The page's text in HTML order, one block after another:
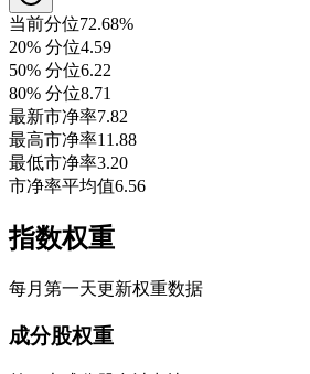
当前分位72.68%
20% 分位4.59
50% 分位6.22
80% 分位8.71
最新市净率7.82
最高市净率11.88
最低市净率3.20
市净率平均值6.56
指数权重
每月第一天更新权重数据
成分股权重